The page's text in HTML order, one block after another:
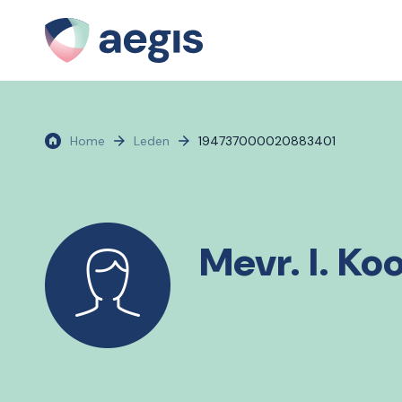
Home Leden 194737000020883401
Mevr. I.